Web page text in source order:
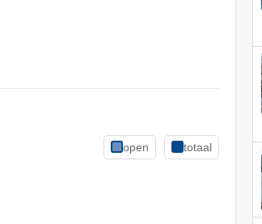
open totaal